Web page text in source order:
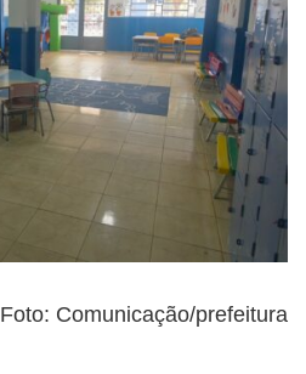
Foto: Comunicação/prefeitura